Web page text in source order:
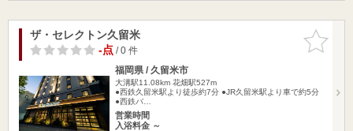
お気に入
りに追加
ザ・セレクトン久留米
-点/ 0 件
福岡県 / 久留米市
大溝駅11.08km 花畑駅527m
●西鉄久留米駅より徒歩約7分 ●JR久留米駅より車で約5分
●西鉄バ…
営業時間
入浴料金 ～